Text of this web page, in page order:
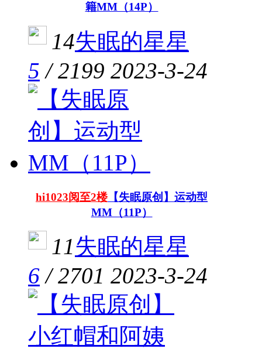
籍MM（14P）
14失眠的星星
5 /2199 2023-3-24
hi1023阅至2楼【失眠原创】运动型
MM（11P）
11失眠的星星
6 /2701 2023-3-24